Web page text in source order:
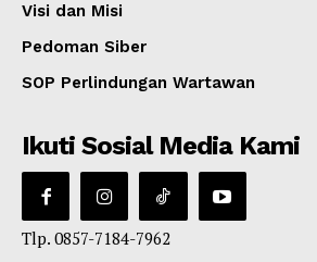
Visi dan Misi
Pedoman Siber
SOP Perlindungan Wartawan
Ikuti Sosial Media Kami
Tlp. 0857-7184-7962